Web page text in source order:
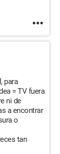
para
= TV fuera
ni de
a encontrar
o
tan